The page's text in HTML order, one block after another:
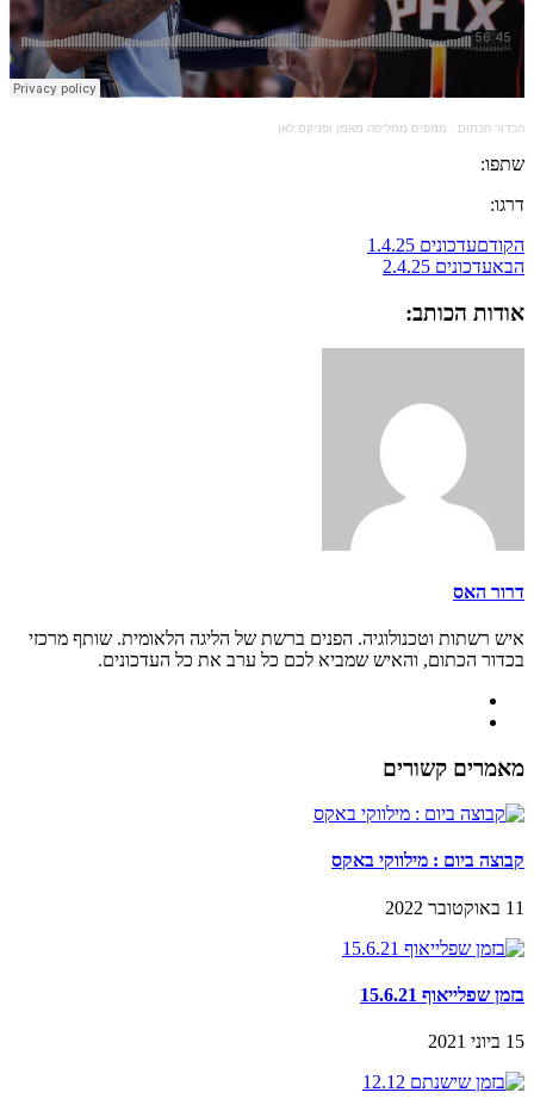
הכדור הכתום · ממפיס מחליפה מאמן ופניקס לאן
שתפו:
דרגו:
הקודםעדכונים 1.4.25
הבאעדכונים 2.4.25
אודות הכותב:
דרור האס
איש רשתות וטכנולוגיה. הפנים ברשת של הליגה הלאומית. שותף מרכזי
בכדור הכתום, והאיש שמביא לכם כל ערב את כל העדכונים.
מאמרים קשורים
קבוצה ביום : מילווקי באקס
11 באוקטובר 2022
בזמן שפלייאוף 15.6.21
15 ביוני 2021